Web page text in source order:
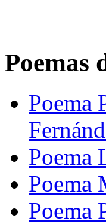
Poemas
Poema
Poema
Poema
Poema